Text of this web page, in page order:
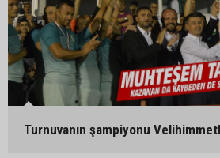
Turnuvanın şampiyonu